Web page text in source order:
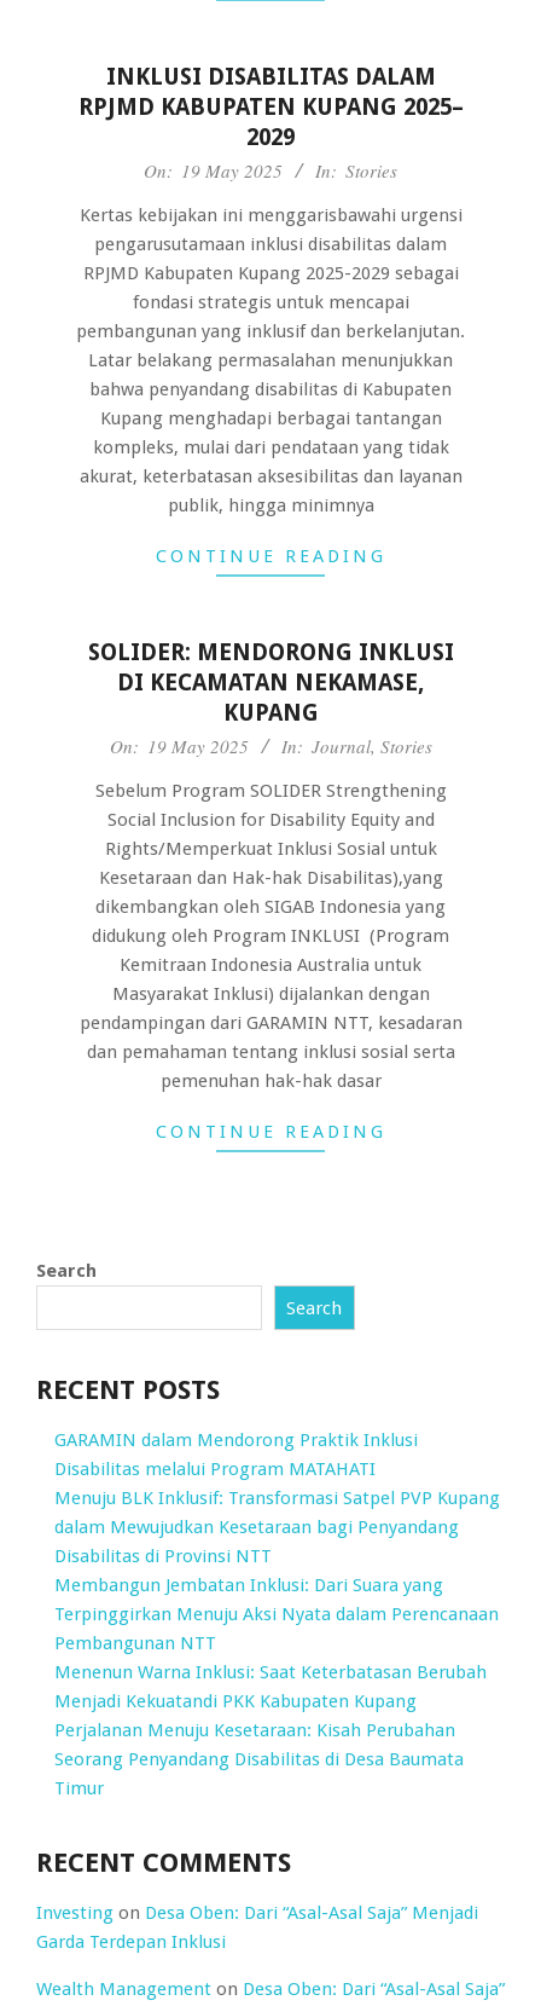
INKLUSI DISABILITAS DALAM
RPJMD KABUPATEN KUPANG 2025–
2029
19
On: 19 May 2025 In: Stories
Kertas kebijakan ini menggarisbawahi urgensi
pengarusutamaan inklusi disabilitas dalam
RPJMD Kabupaten Kupang 2025-2029 sebagai
fondasi strategis untuk mencapai
pembangunan yang inklusif dan berkelanjutan.
Latar belakang permasalahan menunjukkan
bahwa penyandang disabilitas di Kabupaten
Kupang menghadapi berbagai tantangan
kompleks, mulai dari pendataan yang tidak
akurat, keterbatasan aksesibilitas dan layanan
publik, hingga minimnya
CONTINUE READING
SOLIDER: MENDORONG INKLUSI
DI KECAMATAN NEKAMASE,
KUPANG
2025-On: 19 May 2025 In: Journal, Stories
Sebelum Program SOLIDER Strengthening
Social Inclusion for Disability Equity and
Rights/Memperkuat Inklusi Sosial untuk
Kesetaraan dan Hak-hak Disabilitas),yang
dikembangkan oleh SIGAB Indonesia yang
didukung oleh Program INKLUSI (Program
Kemitraan Indonesia Australia untuk
Masyarakat Inklusi) dijalankan dengan
pendampingan dari GARAMIN NTT, kesadaran
dan pemahaman tentang inklusi sosial serta
pemenuhan hak-hak dasar
CONTINUE READING
Search
Search
RECENT POSTS
GARAMIN dalam Mendorong Praktik Inklusi
Disabilitas melalui Program MATAHATI
Menuju BLK Inklusif: Transformasi Satpel PVP Kupang
dalam Mewujudkan Kesetaraan bagi Penyandang
Disabilitas di Provinsi NTT
Membangun Jembatan Inklusi: Dari Suara yang
Terpinggirkan Menuju Aksi Nyata dalam Perencanaan
Pembangunan NTT
Menenun Warna Inklusi: Saat Keterbatasan Berubah
Menjadi Kekuatandi PKK Kabupaten Kupang
Perjalanan Menuju Kesetaraan: Kisah Perubahan
Seorang Penyandang Disabilitas di Desa Baumata
Timur
RECENT COMMENTS
Investing on Desa Oben: Dari “Asal-Asal Saja” Menjadi
Garda Terdepan Inklusi
Wealth Management on Desa Oben: Dari “Asal-Asal Saja”